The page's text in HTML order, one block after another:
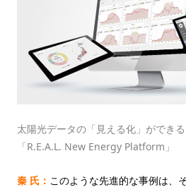
太陽光データの「見える化」ができ
「R.E.A.L. New Energy Platform」
秦 氏： このような先進的な事例は、